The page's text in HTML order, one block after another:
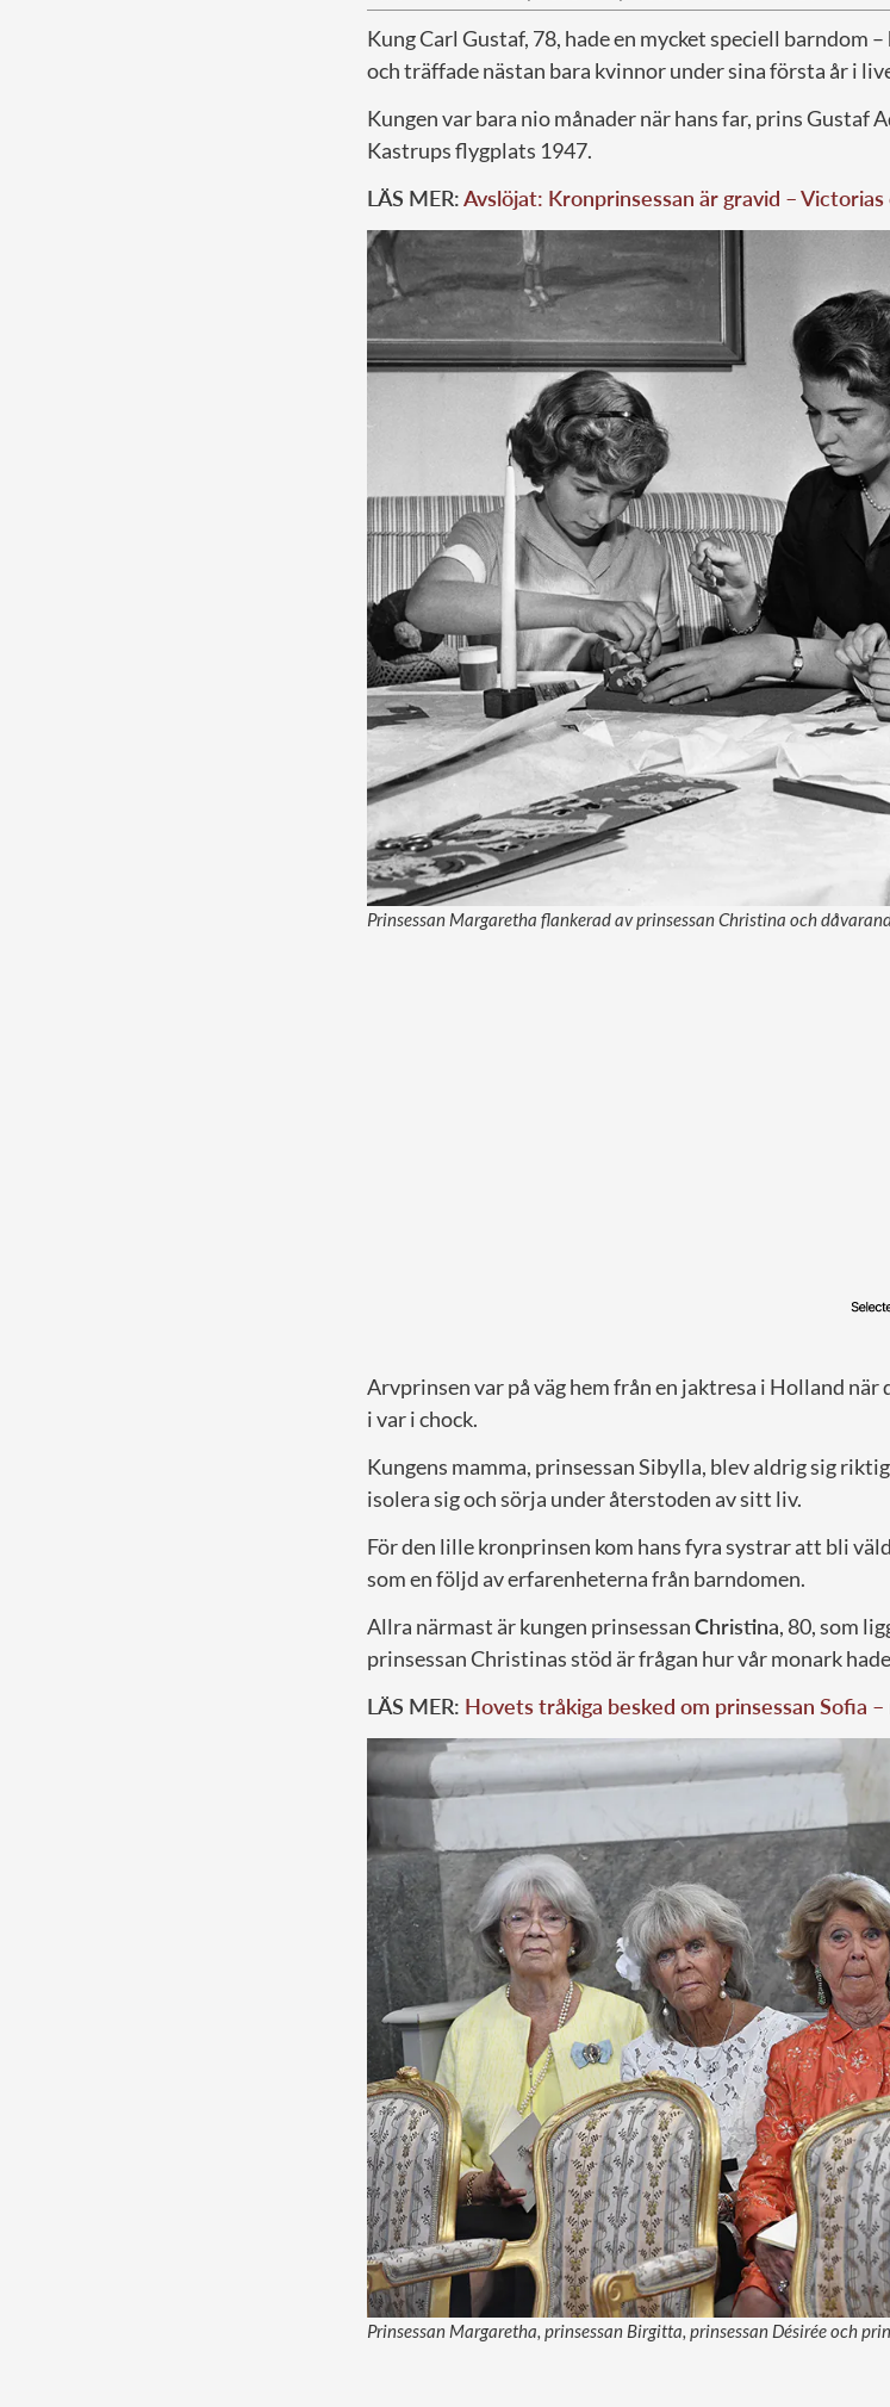
Kung Carl Gustaf, 78, hade en mycket speciell barndom
och träffade nästan bara kvinnor under sina första år i
Kungen var bara nio månader när hans far, prins Gustaf
Kastrups flygplats 1947.
LÄS MER:Avslöjat: Kronprinsessan är gravid –
Prinsessan Margaretha flankerad av prinsessan Christina och
Arvprinsen var på väg hem från en jaktresa i Holland när
i var i chock.
Kungens mamma, prinsessan Sibylla, blev aldrig sig
isolera sig och sörja under återstoden av sitt liv.
För den lille kronprinsen kom hans fyra systrar att bli
som en följd av erfarenheterna från barndomen.
Allra närmast är kungen prinsessanChristina, 80, som
prinsessan Christinas stöd är frågan hur vår monark
LÄS MER: Hovets tråkiga besked om prinsessan Sofia
Prinsessan Margaretha, prinsessan Birgitta, prinsessan Désirée och